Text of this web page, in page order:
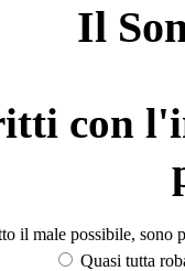
Il
con
il male possibile, sono
Quasi tutta